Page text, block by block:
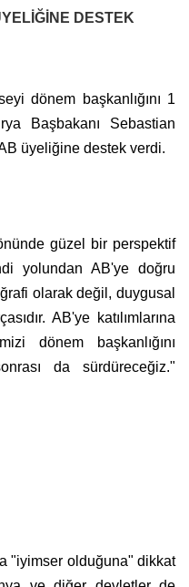
DESTEK
dönem başkanlığını 1
Başbakanı Sebastian
üyeliğine destek verdi.
güzel bir perspektif
yolundan AB'ye doğru
olarak değil, duygusal
AB'ye katılımlarına
dönem başkanlığını
da sürdüreceğiz."
"iyimser olduğuna" dikkat